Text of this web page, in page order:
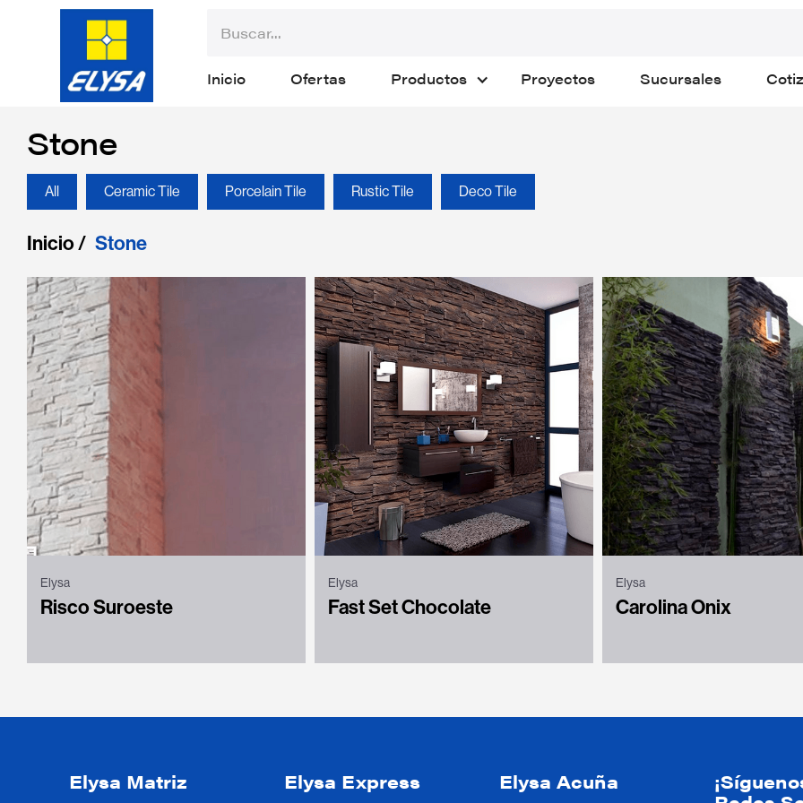
Inicio Ofertas Productos Proyectos Sucursales
Stone
All Ceramic Tile Porcelain Tile Rustic Tile Deco Tile
Inicio / Stone
Elysa
Risco Suroeste
Elysa
Fast Set Chocolate
Elysa
Carolina Onix
Elysa Matriz Elysa Express Elysa Acuña